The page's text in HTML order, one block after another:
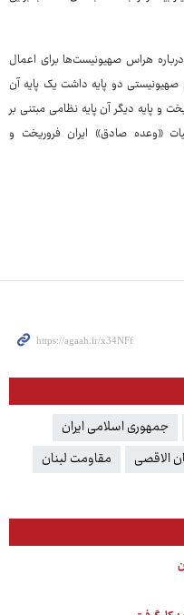
هراس صهیونیست‌ها برای اعمال
دو پایه داشت یک پایه آن
و پایه دیگر آن پایه نظامی مبتنی بر
«وعده صادق» ایران فروریخت و
جمهوری اسلامی ایران
الاقصی
مقاومت لبنان